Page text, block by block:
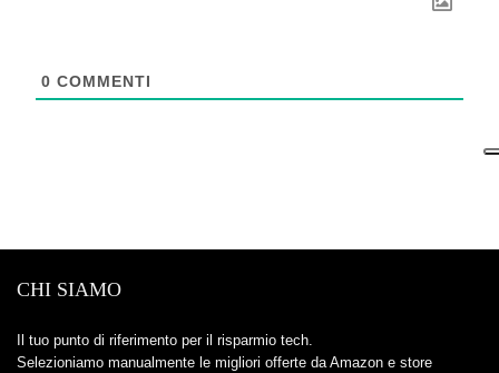
0 COMMENTI
CHI SIAMO
Il tuo punto di riferimento per il risparmio tech.
Selezioniamo manualmente le migliori offerte da Amazon e store